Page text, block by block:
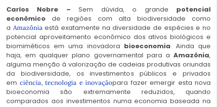
Carlos Nobre – Sem dúvida, o grande potencial
econômico de regiões com alta biodiversidade como
a Amazôniaestá exatamente na diversidade de espécies e no
potencial aproveitamento econômico dos ativos biológicos e
biomiméticos em uma inovadora bioeconomia. Ainda que
haja, em qualquer plano governamental para a Amazônia,
alguma menção à valorização de cadeias produtivas oriundas
da biodiversidade, os investimentos públicos e privados
em ciência, tecnologia e inovaçãopara fazer emergir esta nova
bioeconomia são extremamente reduzidos, quando
comparados aos investimentos numa economia baseada na